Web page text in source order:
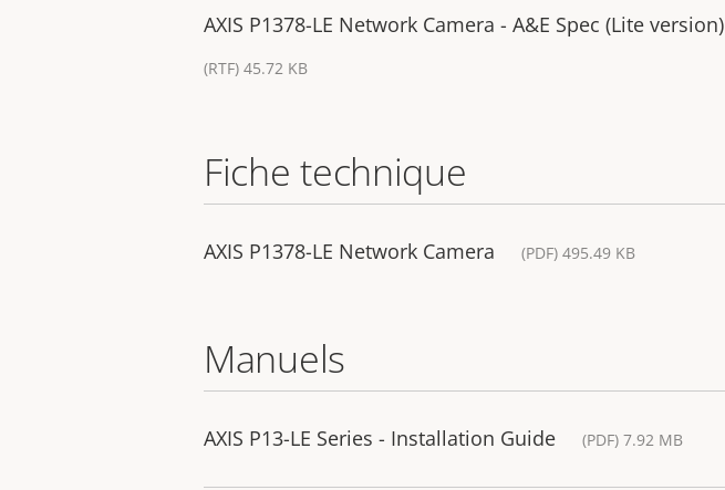
AXIS P1378-LE Network Camera - A&E Spec (Lite version)
(RTF) 45.72 KB
Fiche technique
AXIS P1378-LE Network Camera (PDF) 495.49 KB
Manuels
AXIS P13-LE Series - Installation Guide (PDF) 7.92 MB